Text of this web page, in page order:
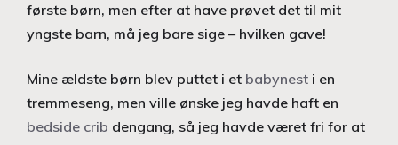
første børn, men efter at have prøvet det til mit
yngste barn, må jeg bare sige – hvilken gave!
Mine ældste børn blev puttet i et babynest i en
tremmeseng, men ville ønske jeg havde haft en
bedside crib dengang, så jeg havde været fri for at